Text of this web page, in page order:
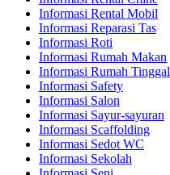
Informasi Rental Mobil
Informasi Reparasi Tas
Informasi Roti
Informasi Rumah Makan
Informasi Rumah Tinggal
Informasi Safety
Informasi Salon
Informasi Sayur-sayuran
Informasi Scaffolding
Informasi Sedot WC
Informasi Sekolah